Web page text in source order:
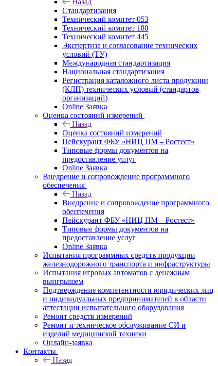
Назад
Стандартизация
Технический комитет 053
Технический комитет 180
Технический комитет 445
Экспертиза и согласование технических
условий (ТУ)
Международная стандартизация
Национальная стандартизация
Регистрация каталожного листа продукции
(КЛП) технических условий (стандартов
организаций)
Online Заявка
Оценка состояний измерений
Назад
Оценка состояний измерений
Пейскурант ФБУ «НИЦ ПМ – Ростест»
Типовые формы документов на
предоставление услуг
Online Заявка
Внедрение и сопровождение программного
обеспечения
Назад
Внедрение и сопровождение программного
обеспечения
Пейскурант ФБУ «НИЦ ПМ – Ростест»
Типовые формы документов на
предоставление услуг
Online Заявка
Испытания программных средств продукции
железнодорожного транспорта и инфраструктуры
Испытания игровых автоматов с денежным
выигрышем
Подтверждение компетентности юридических лиц
и индивидуальных предпринимателей в области
аттестации испытательного оборудования
Ремонт средств измерений
Ремонт и техническое обслуживание СИ и
изделий медицинской техники
Онлайн-заявка
Контакты
Назад